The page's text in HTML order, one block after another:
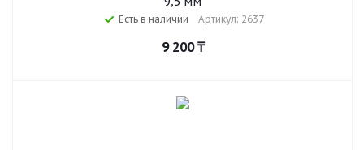
Есть в наличии Артикул: 2637
9 200₸